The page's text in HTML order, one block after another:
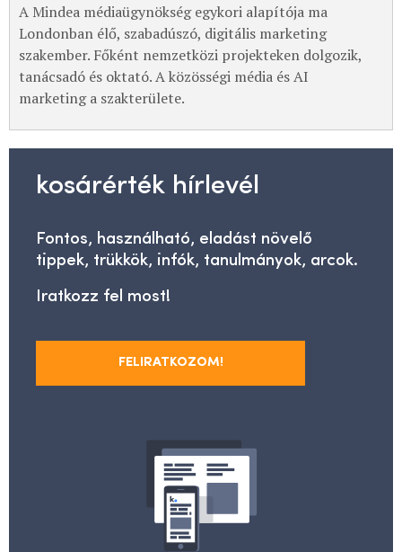
A Mindea médiaügynökség egykori alapítója ma
Londonban élő, szabadúszó, digitális marketing
szakember. Főként nemzetközi projekteken dolgozik,
tanácsadó és oktató. A közösségi média és AI
marketing a szakterülete.
kosárérték hírlevél
Fontos, használható, eladást növelő
tippek, trükkök, infók, tanulmányok, arcok.
Iratkozz fel most!
FELIRATKOZOM!